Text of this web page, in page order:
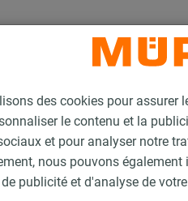
des cookies pour assurer
le contenu et la
et pour analyser notre
nous pouvons
publicité et d'analyse de
MPR